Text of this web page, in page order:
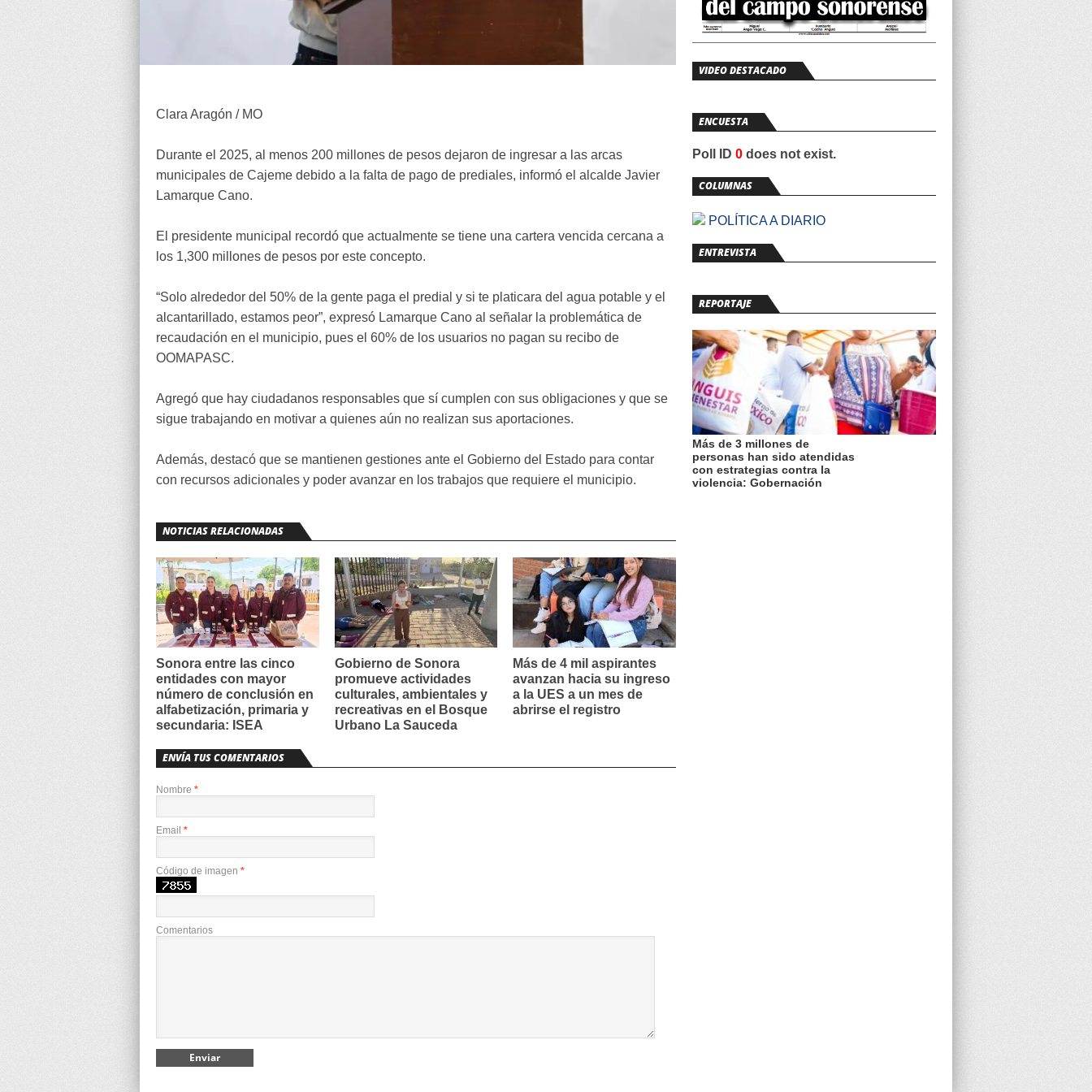
Clara Aragón / MO
Durante el 2025, al menos 200 millones de pesos dejaron de ingresar a las arcas
municipales de Cajeme debido a la falta de pago de prediales, informó el alcalde Javier
Lamarque Cano.
El presidente municipal recordó que actualmente se tiene una cartera vencida cercana a
los 1,300 millones de pesos por este concepto.
“Solo alrededor del 50% de la gente paga el predial y si te platicara del agua potable y el
alcantarillado, estamos peor”, expresó Lamarque Cano al señalar la problemática de
recaudación en el municipio, pues el 60% de los usuarios no pagan su recibo de
OOMAPASC.
Agregó que hay ciudadanos responsables que sí cumplen con sus obligaciones y que se
sigue trabajando en motivar a quienes aún no realizan sus aportaciones.
Además, destacó que se mantienen gestiones ante el Gobierno del Estado para contar
con recursos adicionales y poder avanzar en los trabajos que requiere el municipio.
NOTICIAS RELACIONADAS
Sonora entre las cinco
entidades con mayor
número de conclusión en
alfabetización, primaria y
secundaria: ISEA
Gobierno de Sonora
promueve actividades
culturales, ambientales y
recreativas en el Bosque
Urbano La Sauceda
Más de 4 mil aspirantes
avanzan hacia su ingreso
a la UES a un mes de
abrirse el registro
ENVÍA TUS COMENTARIOS
Nombre *
Email *
Código de imagen *
Comentarios
VIDEO DESTACADO
ENCUESTA
Poll ID 0 does not exist.
COLUMNAS
POLÍTICA A DIARIO
ENTREVISTA
REPORTAJE
Más de 3 millones de
personas han sido atendidas
con estrategias contra la
violencia: Gobernación